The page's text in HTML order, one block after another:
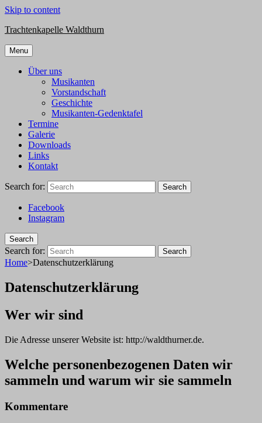
Skip to content
Trachtenkapelle Waldthurn
Menu
Über uns
Musikanten
Vorstandschaft
Geschichte
Musikanten-Gedenktafel
Termine
Galerie
Downloads
Links
Kontakt
Search for: Search
Facebook
Instagram
Search
Search for: Search
Home>Datenschutzerklärung
Datenschutzerklärung
Wer wir sind
Die Adresse unserer Website ist: http://waldthurner.de.
Welche personenbezogenen Daten wir
sammeln und warum wir sie sammeln
Kommentare